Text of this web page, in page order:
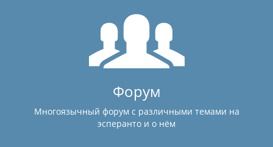
Форум
Многоязычный форум с различными темами на
эсперанто и о нём